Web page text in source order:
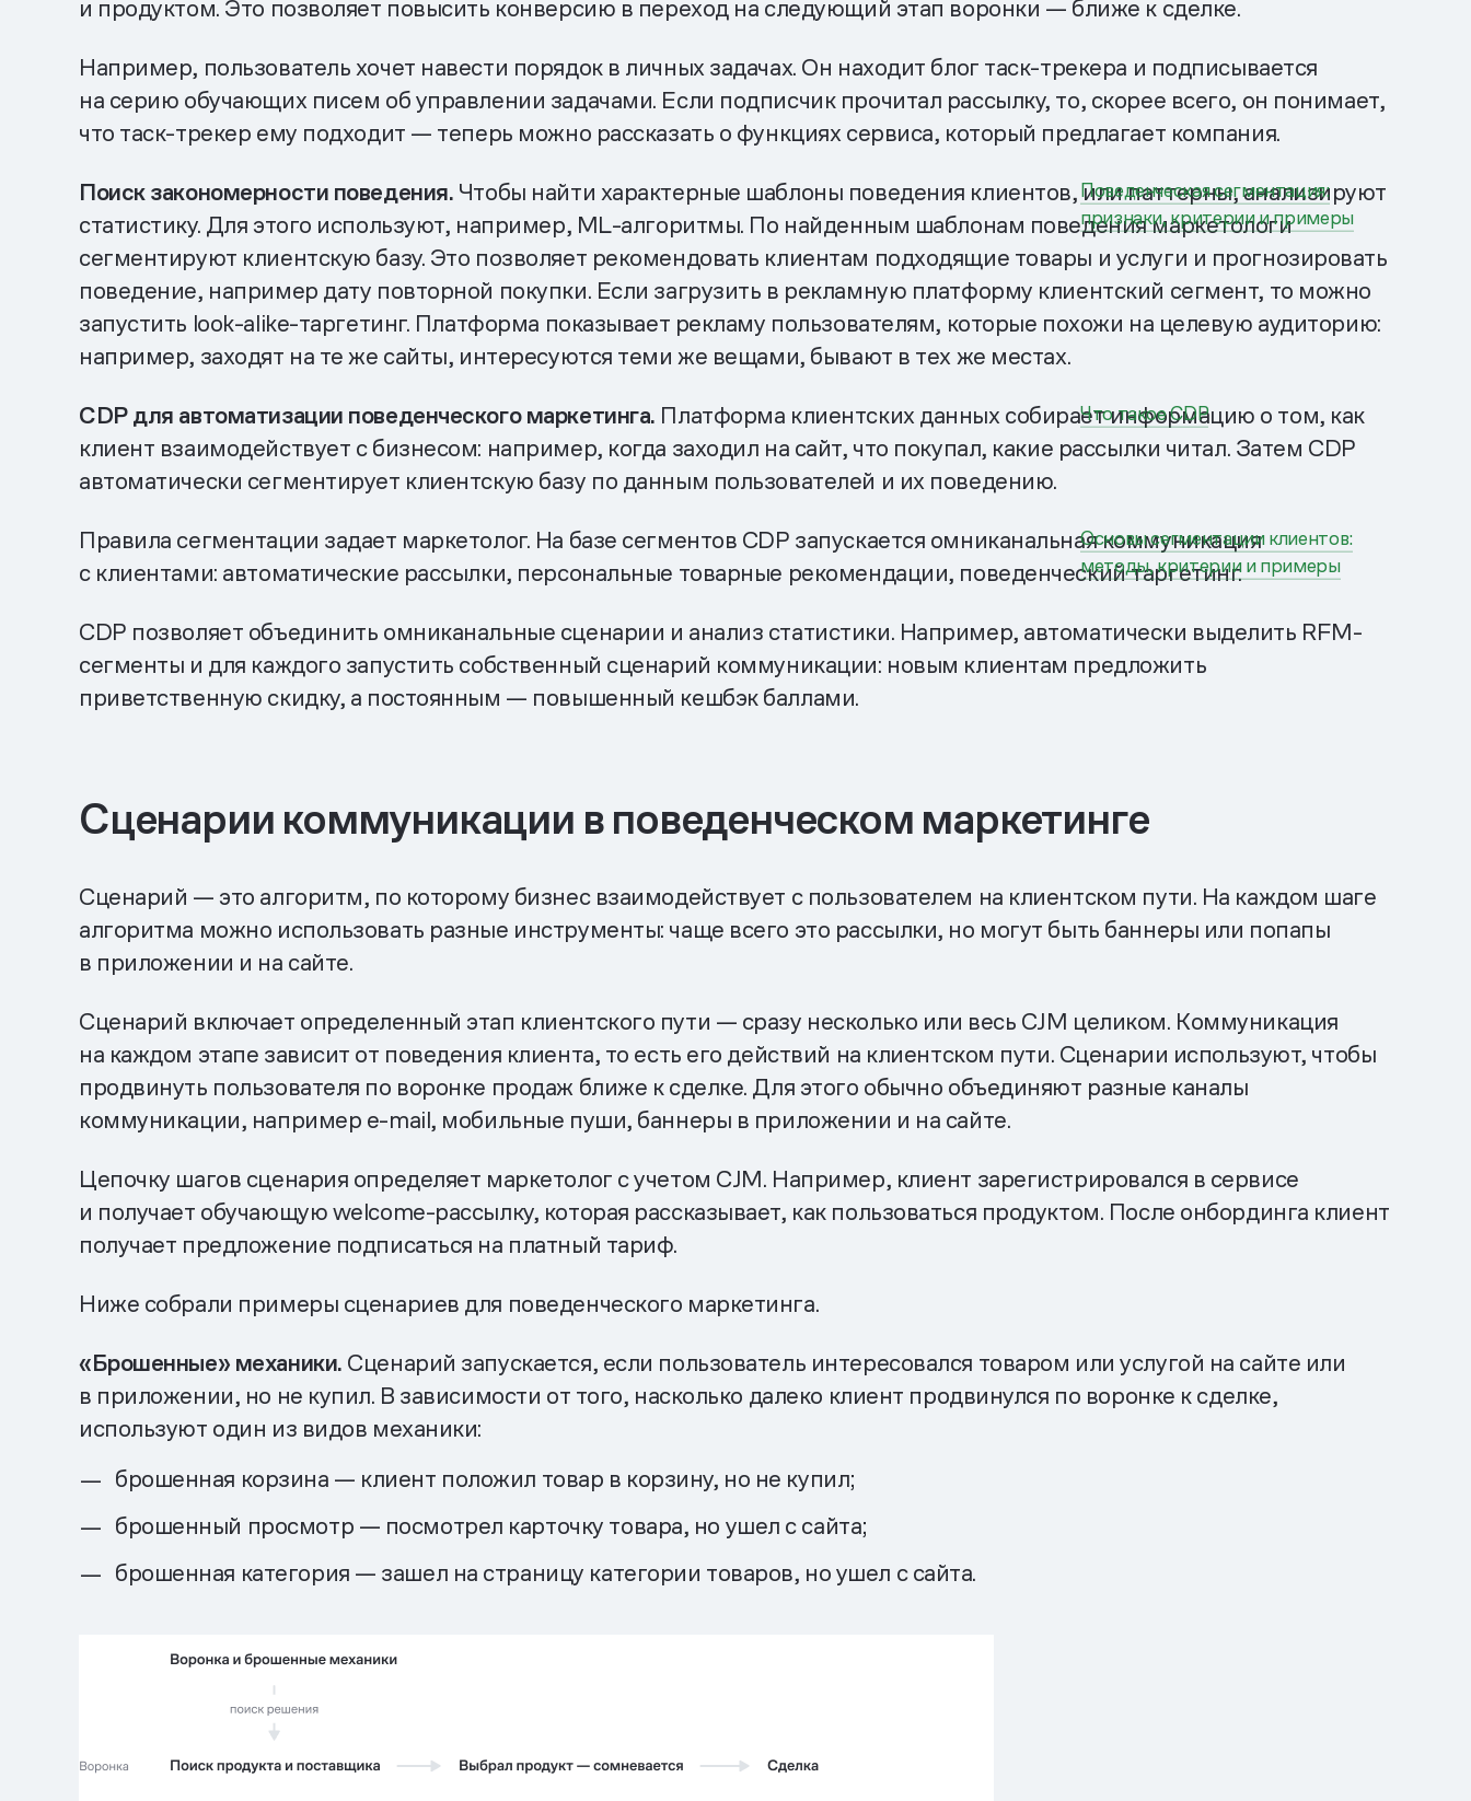
и продуктом. Это позволяет повысить конверсию в переход на следующий этап воронки — ближе к сделке.
Например, пользователь хочет навести порядок в личных задачах. Он находит блог таск-трекера и подписывается
на серию обучающих писем об управлении задачами. Если подписчик прочитал рассылку, то, скорее всего, он понимает,
что таск-трекер ему подходит — теперь можно рассказать о функциях сервиса, который предлагает компания.
Поведенческая сегментация:
признаки, критерии и примеры
Поиск закономерности поведения. Чтобы найти характерные шаблоны поведения клиентов, или паттерны, анализируют
статистику. Для этого используют, например, ML-алгоритмы. По найденным шаблонам поведения маркетологи
сегментируют клиентскую базу. Это позволяет рекомендовать клиентам подходящие товары и услуги и прогнозировать
поведение, например дату повторной покупки. Если загрузить в рекламную платформу клиентский сегмент, то можно
запустить look-alike-таргетинг. Платформа показывает рекламу пользователям, которые похожи на целевую аудиторию:
например, заходят на те же сайты, интересуются теми же вещами, бывают в тех же местах.
Что такое CDP
CDP для автоматизации поведенческого маркетинга. Платформа клиентских данных собирает информацию о том, как
клиент взаимодействует с бизнесом: например, когда заходил на сайт, что покупал, какие рассылки читал. Затем CDP
автоматически сегментирует клиентскую базу по данным пользователей и их поведению.
Основы сегментации клиентов:
методы, критерии и примеры
Правила сегментации задает маркетолог. На базе сегментов CDP запускается омниканальная коммуникация
с клиентами: автоматические рассылки, персональные товарные рекомендации, поведенческий таргетинг.
CDP позволяет объединить омниканальные сценарии и анализ статистики. Например, автоматически выделить RFM-
сегменты и для каждого запустить собственный сценарий коммуникации: новым клиентам предложить
приветственную скидку, а постоянным — повышенный кешбэк баллами.
Сценарии коммуникации в поведенческом маркетинге
Сценарий — это алгоритм, по которому бизнес взаимодействует с пользователем на клиентском пути. На каждом шаге
алгоритма можно использовать разные инструменты: чаще всего это рассылки, но могут быть баннеры или попапы
в приложении и на сайте.
Сценарий включает определенный этап клиентского пути — сразу несколько или весь CJM целиком. Коммуникация
на каждом этапе зависит от поведения клиента, то есть его действий на клиентском пути. Сценарии используют, чтобы
продвинуть пользователя по воронке продаж ближе к сделке. Для этого обычно объединяют разные каналы
коммуникации, например e-mail, мобильные пуши, баннеры в приложении и на сайте.
Цепочку шагов сценария определяет маркетолог с учетом CJM. Например, клиент зарегистрировался в сервисе
и получает обучающую welcome-рассылку, которая рассказывает, как пользоваться продуктом. После онбординга клиент
получает предложение подписаться на платный тариф.
Ниже собрали примеры сценариев для поведенческого маркетинга.
«Брошенные» механики. Сценарий запускается, если пользователь интересовался товаром или услугой на сайте или
в приложении, но не купил. В зависимости от того, насколько далеко клиент продвинулся по воронке к сделке,
используют один из видов механики:
брошенная корзина — клиент положил товар в корзину, но не купил;
брошенный просмотр — посмотрел карточку товара, но ушел с сайта;
брошенная категория — зашел на страницу категории товаров, но ушел с сайта.